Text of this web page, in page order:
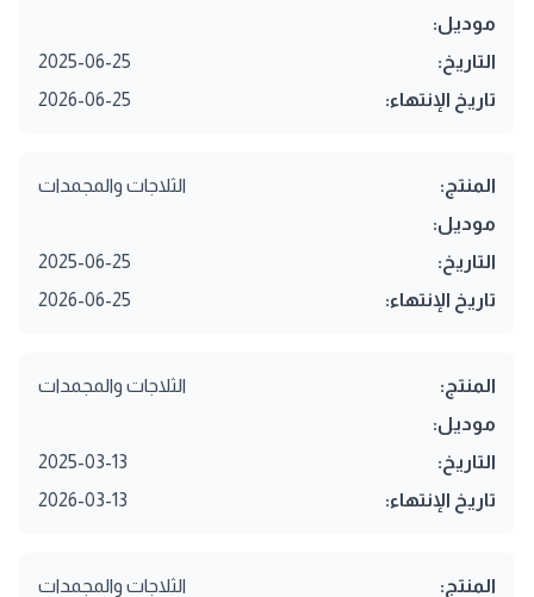
موديل:
التاريخ:
2025-06-25
تاريخ الإنتهاء:
2026-06-25
المنتج:
الثلاجات والمجمدات
موديل:
التاريخ:
2025-06-25
تاريخ الإنتهاء:
2026-06-25
المنتج:
الثلاجات والمجمدات
موديل:
التاريخ:
2025-03-13
تاريخ الإنتهاء:
2026-03-13
المنتج:
الثلاجات والمجمدات